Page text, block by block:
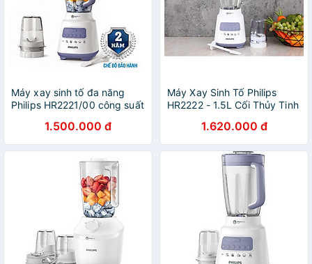
Máy xay sinh tố đa năng
Philips HR2221/00 công suất
Hàng chính hãng
1.500.000 đ
Máy Xay Sinh Tố Philips
HR2222 - 1.5L Cối Thủy Tinh
Chính Hãng1.620.000 đ